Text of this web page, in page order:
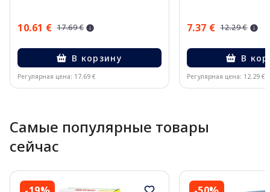
10.61 € 17.69 €
В корзину
Регулярная цена: 17.69 €
7.37 € 12.29 €
В
Регулярная цена: 12.29 €
Самые популярные товары
сейчас